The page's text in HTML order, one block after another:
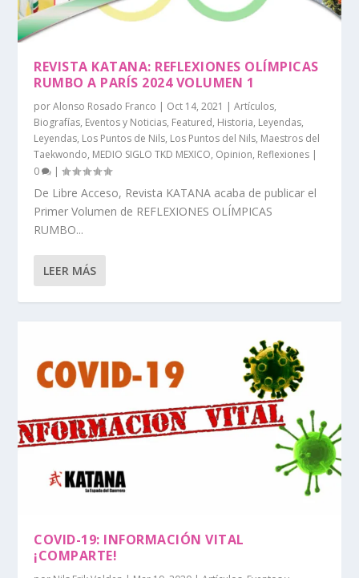
REVISTA KATANA: REFLEXIONES OLÍMPICAS
RUMBO A PARÍS 2024 VOLUMEN 1
porAlonso Rosado Franco | Oct 14, 2021 |Artículos,
Biografías, Eventos y Noticias, Featured, Historia, Leyendas,
Leyendas, Los Puntos de Nils, Los Puntos del Nils, Maestros del
Taekwondo, MEDIO SIGLO TKD MEXICO, Opinion, Reflexiones |
0
|
De Libre Acceso, Revista KATANA acaba de publicar el
Primer Volumen de REFLEXIONES OLÍMPICAS
RUMBO...
LEER MÁS
COVID-19: INFORMACIÓN VITAL
¡COMPARTE!